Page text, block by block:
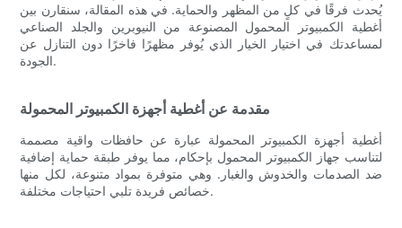
يُحدث فرقًا في كلٍ من المظهر والحماية. في هذه المقالة، سنقارن بين
أغطية الكمبيوتر المحمول المصنوعة من النيوبرين والجلد الصناعي
لمساعدتك في اختيار الخيار الذي يُوفر مظهرًا فاخرًا دون التنازل عن
الجودة.
مقدمة عن أغطية أجهزة الكمبيوتر المحمولة
أغطية أجهزة الكمبيوتر المحمولة عبارة عن حافظات واقية مصممة
لتناسب جهاز الكمبيوتر المحمول بإحكام، مما يوفر طبقة حماية إضافية
ضد الصدمات والخدوش والغبار. وهي متوفرة بمواد متنوعة، لكل منها
خصائص فريدة تلبي احتياجات مختلفة.